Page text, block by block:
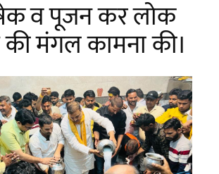
व पूजन कर लोक
मंगल कामना की।